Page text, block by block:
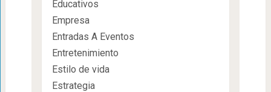
Educativos
Empresa
Entradas A Eventos
Entretenimiento
Estilo de vida
Estrategia